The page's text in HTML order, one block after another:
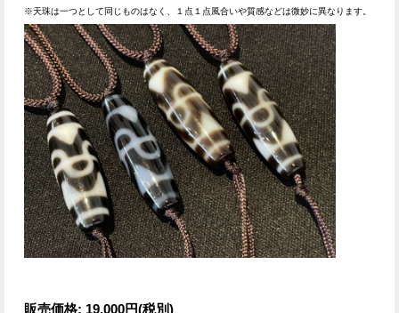
※天珠は一つとして同じものはなく、１点１点風合いや質感などは微妙に異なります。
販売価格: 19,000円(税別)